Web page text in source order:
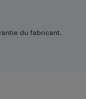
du fabricant.